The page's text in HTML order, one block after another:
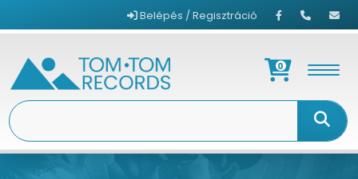
Belépés / Regisztráció
0